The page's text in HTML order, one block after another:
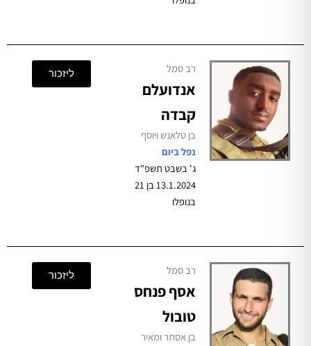
רב סמל
אנדועלם
קבדה
בן טלאנש ויוסף
נפל ביום
ג' בשבט תשפ"ד
13.1.2024 בן 21
רב סמל
אסף פנחס
טובול
בן אסתר ומאיר